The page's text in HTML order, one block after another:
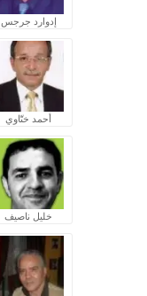
إدوارد جرجس
أحمد ختّاوي
خليل ناصيف